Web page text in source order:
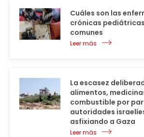
Cuáles son las
crónicas
comunes
Leer más
La escasez
alimentos,
combustible por
autoridades
asfixiando a Gaza
Leer más